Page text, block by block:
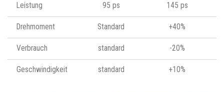
Leistung 95 ps 145 ps
Drehmoment Standard +40%
Verbrauch standard -20%
Geschwindigkeit standard +10%